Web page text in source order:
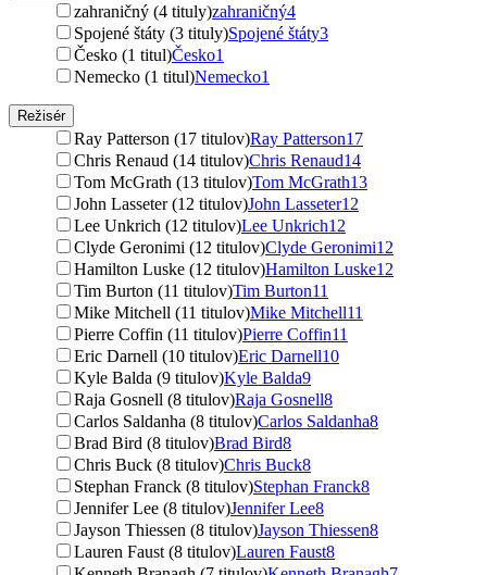
zahraničný (4 tituly)zahraničný4
Spojené štáty (3 tituly)Spojené štáty3
Česko (1 titul)Česko1
Nemecko (1 titul)Nemecko1
Režisér
Ray Patterson (17 titulov)Ray Patterson17
Chris Renaud (14 titulov)Chris Renaud14
Tom McGrath (13 titulov)Tom McGrath13
John Lasseter (12 titulov)John Lasseter12
Lee Unkrich (12 titulov)Lee Unkrich12
Clyde Geronimi (12 titulov)Clyde Geronimi12
Hamilton Luske (12 titulov)Hamilton Luske12
Tim Burton (11 titulov)Tim Burton11
Mike Mitchell (11 titulov)Mike Mitchell11
Pierre Coffin (11 titulov)Pierre Coffin11
Eric Darnell (10 titulov)Eric Darnell10
Kyle Balda (9 titulov)Kyle Balda9
Raja Gosnell (8 titulov)Raja Gosnell8
Carlos Saldanha (8 titulov)Carlos Saldanha8
Brad Bird (8 titulov)Brad Bird8
Chris Buck (8 titulov)Chris Buck8
Stephan Franck (8 titulov)Stephan Franck8
Jennifer Lee (8 titulov)Jennifer Lee8
Jayson Thiessen (8 titulov)Jayson Thiessen8
Lauren Faust (8 titulov)Lauren Faust8